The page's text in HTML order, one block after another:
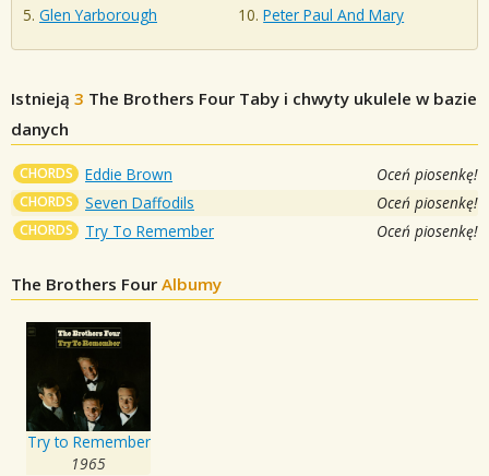
Glen Yarborough
Peter Paul And Mary
Istnieją 3 The Brothers Four Taby i chwyty ukulele w bazie
danych
CHORDS Eddie Brown Oceń piosenkę!
CHORDS Seven Daffodils Oceń piosenkę!
CHORDS Try To Remember Oceń piosenkę!
The Brothers Four Albumy
Try to Remember
1965